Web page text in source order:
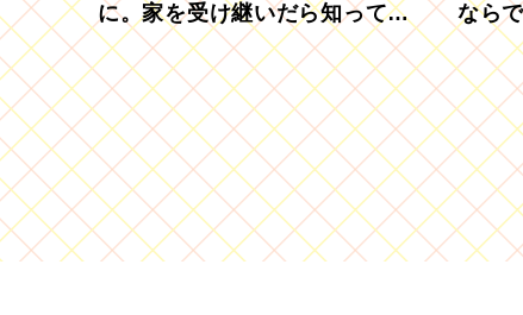
に。家を受け継いだら知ってお
きたい「相続登記の義務化」
なら
むブ